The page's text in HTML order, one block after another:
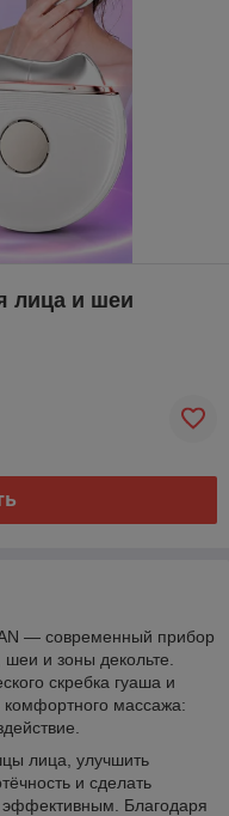
лица и шеи
— современный прибор
и зоны декольте.
скребка гуаша и
массажа:
лица, улучшить
и сделать
Благодаря